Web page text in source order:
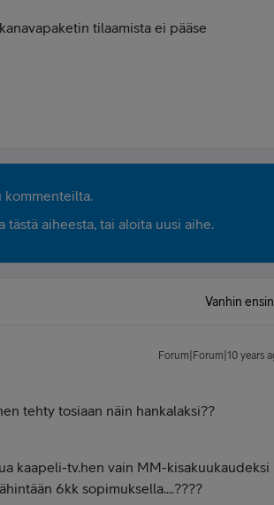
tilaamista ei pääse
kommenteilta.
aiheesta, tai aloita uusi aihe.
Vanhin ensin
Forum|Forum|10 years
tehty tosiaan näin hankalaksi??
kaapeli-tv.hen vain MM-kisakuukaudeksi
6kk sopimuksella....????